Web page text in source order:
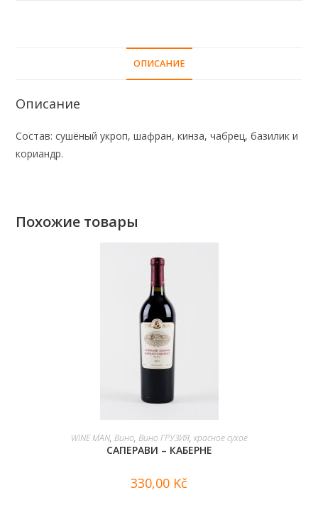
ОПИСАНИЕ
Описание
Состав: сушёный укроп, шафран, кинза, чабрец, базилик и
кориандр.
Похожие товары
В КОРЗИНУ
WINE MAN, Вино, Вино ГРУЗИЯ, красное сухое
САПЕРАВИ – КАБЕРНЕ
330,00 Kč